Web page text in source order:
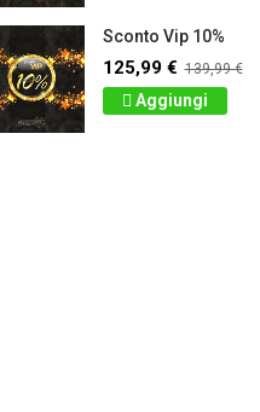
Sconto Vip 10%
125,99 € 139,99 €
Aggiungi